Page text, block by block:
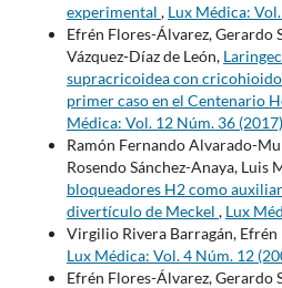
experimental , Lux Médica:
Efrén Flores-Álvarez, Gerardo
Vázquez-Díaz de León,
supracricoidea con
primer caso en el Centenario
Médica: Vol. 12 Núm. 36 (2017)
Ramón Fernando Alvarado-
Rosendo Sánchez-Anaya, Luis
bloqueadores H2 como
divertículo de Meckel , Lux
Virgilio Rivera Barragán, Efrén
Lux Médica: Vol. 4 Núm. 12
Efrén Flores-Álvarez, Gerardo